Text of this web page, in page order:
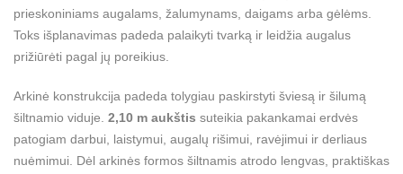
prieskoniniams augalams, žalumynams, daigams arba gėlėms.
Toks išplanavimas padeda palaikyti tvarką ir leidžia augalus
prižiūrėti pagal jų poreikius.
Arkinė konstrukcija padeda tolygiau paskirstyti šviesą ir šilumą
šiltnamio viduje. 2,10 m aukštis suteikia pakankamai erdvės
patogiam darbui, laistymui, augalų rišimui, ravėjimui ir derliaus
nuėmimui. Dėl arkinės formos šiltnamis atrodo lengvas, praktiškas